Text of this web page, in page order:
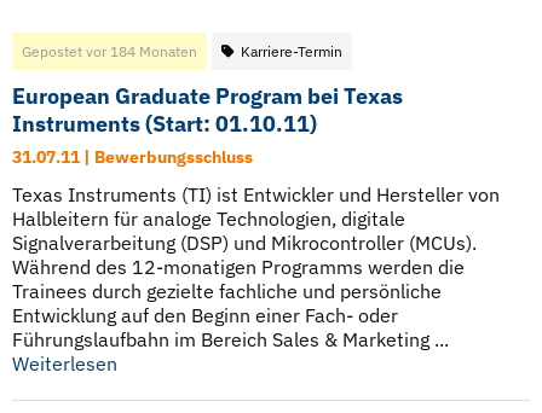
Gepostet vor 184 Monaten Karriere-Termin
European Graduate Program bei Texas
Instruments (Start: 01.10.11)
31.07.11 | Bewerbungsschluss
Texas Instruments (TI) ist Entwickler und Hersteller von
Halbleitern für analoge Technologien, digitale
Signalverarbeitung (DSP) und Mikrocontroller (MCUs).
Während des 12-monatigen Programms werden die
Trainees durch gezielte fachliche und persönliche
Entwicklung auf den Beginn einer Fach- oder
Führungslaufbahn im Bereich Sales & Marketing ...
Weiterlesen